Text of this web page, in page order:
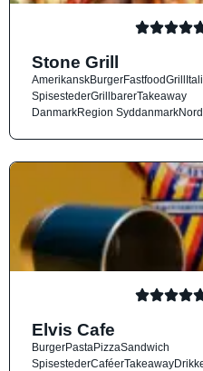
Stone Grill
AmerikanskBurgerFastfoodGrill
SpisestederGrillbarerTakeaway
DanmarkRegion Syddanmark
Elvis Cafe
BurgerPastaPizzaSandwich
SpisestederCaféerTakeaway